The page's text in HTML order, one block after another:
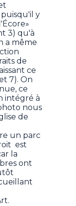
y
3) qu'à
a même
de
ce
7). On
ce
intégré à
nous
de
un parc
est
la
ont